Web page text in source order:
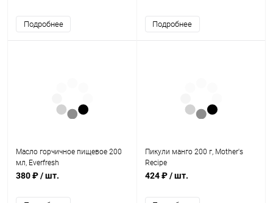
Подробнее Подробнее
Масло горчичное пищевое 200
мл, Everfresh
380 ₽/ шт.
Пикули манго 200 г, Mother's
Recipe
424 ₽/ шт.